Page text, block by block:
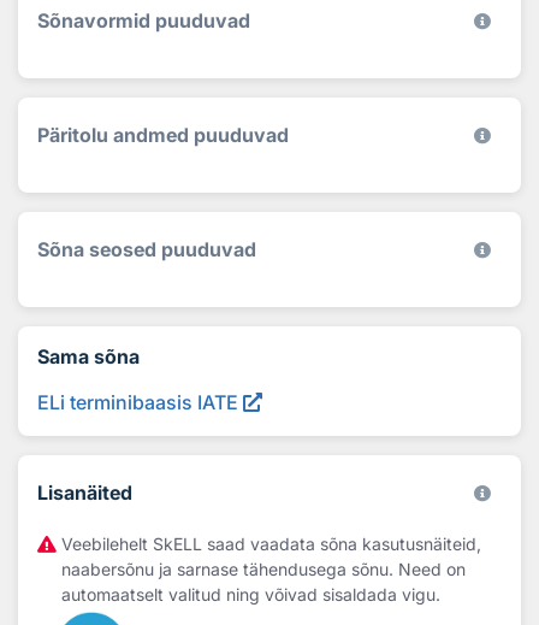
Sõnavormid puuduvad
Päritolu andmed puuduvad
Sõna seosed puuduvad
Sama sõna
ELi terminibaasis IATE
Lisanäited
Veebilehelt SkELL saad vaadata sõna kasutusnäiteid,
naabersõnu ja sarnase tähendusega sõnu. Need on
automaatselt valitud ning võivad sisaldada vigu.